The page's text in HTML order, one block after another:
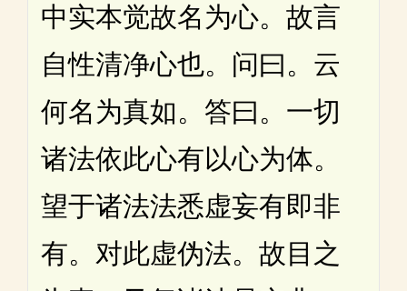
中实本觉故名为心。故言
自性清净心也。问曰。云
何名为真如。答曰。一切
诸法依此心有以心为体。
望于诸法法悉虚妄有即非
有。对此虚伪法。故目之